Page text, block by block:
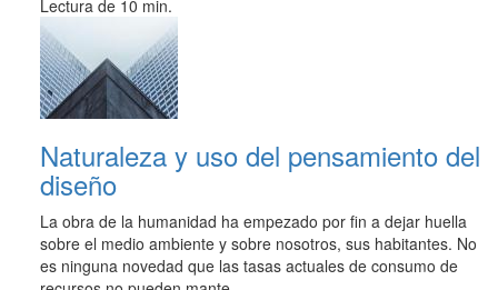
Lectura de 10 min.
Naturaleza y uso del pensamiento del
diseño
La obra de la humanidad ha empezado por fin a dejar huella
sobre el medio ambiente y sobre nosotros, sus habitantes. No
es ninguna novedad que las tasas actuales de consumo de